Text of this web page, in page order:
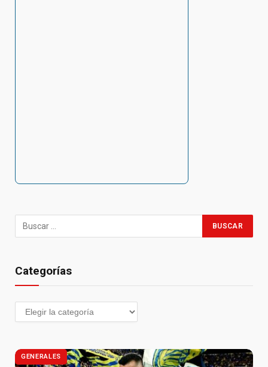
Categorías
GENERALES